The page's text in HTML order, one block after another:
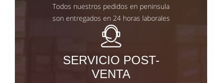
Todos nuestros pedidos en peninsula
son entregados en 24 horas laborales
SERVICIO POST-
VENTA